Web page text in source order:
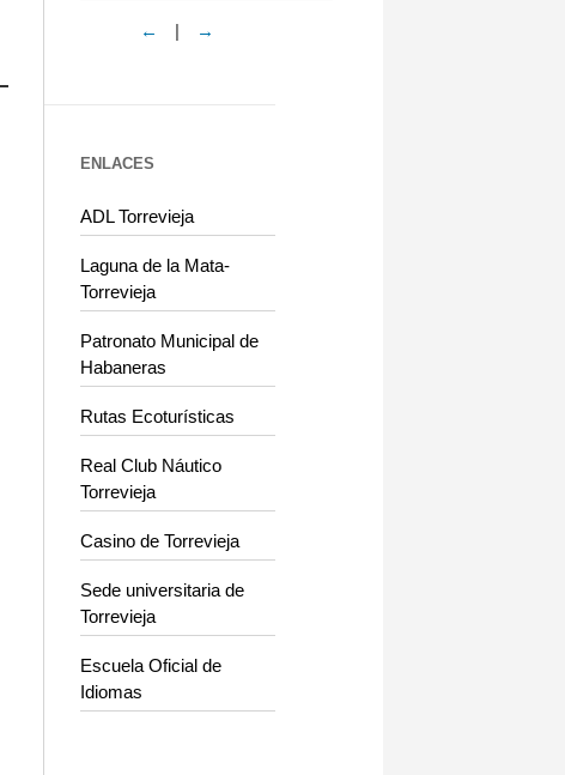
← | →
ENLACES
ADL Torrevieja
Laguna de la Mata-
Torrevieja
Patronato Municipal de
Habaneras
Rutas Ecoturísticas
Real Club Náutico
Torrevieja
Casino de Torrevieja
Sede universitaria de
Torrevieja
Escuela Oficial de
Idiomas